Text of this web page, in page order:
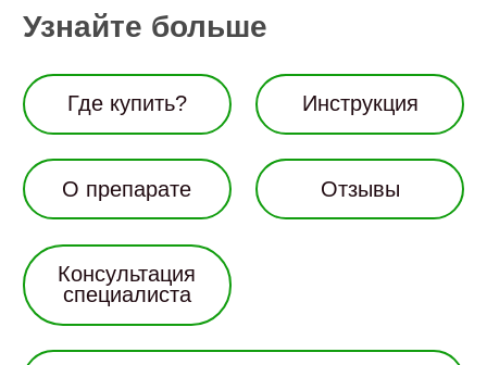
Узнайте больше
Где купить? Инструкция
О препарате Отзывы
Консультация
специалиста